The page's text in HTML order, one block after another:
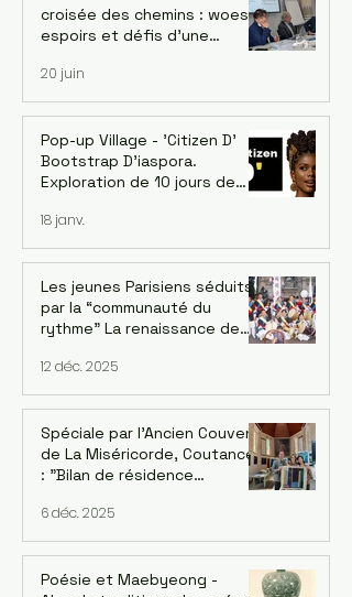
croisée des chemins : woes,
espoirs et défis d’une
Jaehoon Yoo, économiste et
ancien conseiller de la Banque
asiatique de développement
- le 18/06
20 juin
Pop-up Village - 'Citizen D'
Bootstrap D'iaspora.
Exploration de 10 jours de
émergent de Burkina Faso. 1-
10 Décembre 2026
18 janv.
Les jeunes Parisiens séduits
par la “communauté du
rythme” La renaissance de
parisien “DONGNAMPUNG“
12 déc. 2025
Spéciale par l'Ancien Couvent
de La Miséricorde, Coutances
: "Bilan de résidence
l'artiste UI-YEONG PARK. Par
Mija Han Gastebois
6 déc. 2025
Poésie et Maebyeong -